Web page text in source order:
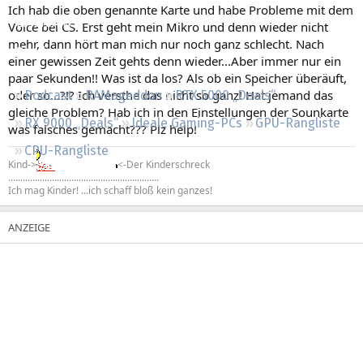
Leserartikel
Regeln
Podcast RAMageddon
RTX 5000 „Deals“
RX 9000 „Deals“
Ideale Gaming-PCs
GPU-Rangliste
CPU-Rangliste
Ich hab die oben genannte Karte und habe Probleme mit dem
Voice bei CS. Erst geht mein Mikro und denn wieder nicht
mehr, dann hört man mich nur noch ganz schlecht. Nach
einer gewissen Zeit gehts denn wieder...Aber immer nur ein
paar Sekunden!! Was ist da los? Als ob ein Speicher überäuft,
oder so...?!? Ich versthe das nicht so ganz! Hat jemand das
gleiche Problem? Hab ich in den Einstellungen der Sounkarte
was falsches gemacht??? Plz help!
Kind->
<-Der Kinderschreck
..............................................................
Ich mag Kinder! ...ich schaff bloß kein ganzes!